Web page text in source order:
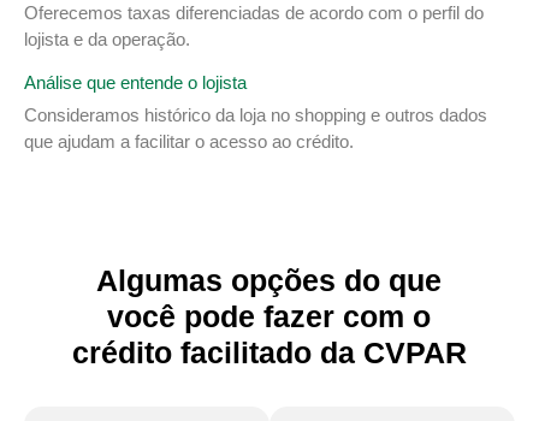
Oferecemos taxas diferenciadas de acordo com o perfil do
lojista e da operação.
Análise que entende o lojista
Consideramos histórico da loja no shopping e outros dados
que ajudam a facilitar o acesso ao crédito.
Algumas opções do que
você pode fazer com o
crédito facilitado da CVPAR